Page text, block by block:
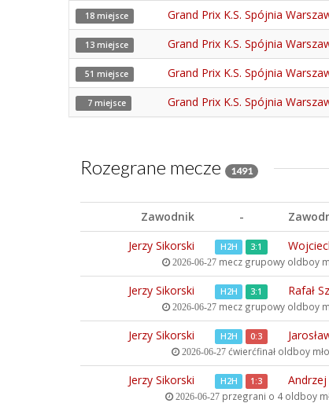
18 miejsce Grand Prix K.S. Spójnia
13 miejsce Grand Prix K.S. Spójnia
51 miejsce Grand Prix K.S. Spójnia
7 miejsce Grand Prix K.S. Spójnia
Rozegrane mecze 1491
Zawodnik -
Jerzy Sikorski
H2H 3:1
2026-06-27 mecz grupowy oldboy
Jerzy Sikorski H2H 3:1 Rafał
2026-06-27 mecz grupowy oldboy
Jerzy Sikorski H2H 0:3
2026-06-27 ćwierćfinał oldboy
Jerzy Sikorski H2H 1:3
2026-06-27przegrani o 4 oldboy